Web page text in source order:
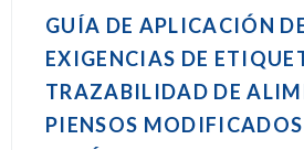
GUÍA DE APLICACIÓN
EXIGENCIAS DE
TRAZABILIDAD DE
PIENSOS MODIFICADOS